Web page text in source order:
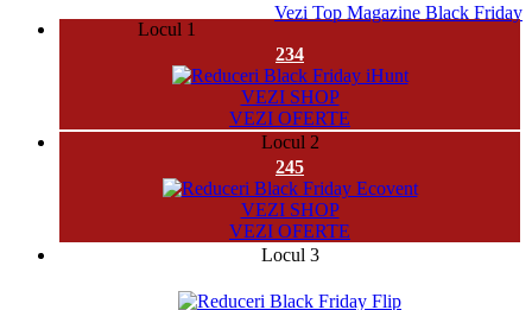
Vezi Top Magazine Black Friday
Locul 1
234
VEZI SHOP
VEZI OFERTE
Locul 2
245
VEZI SHOP
VEZI OFERTE
Locul 3